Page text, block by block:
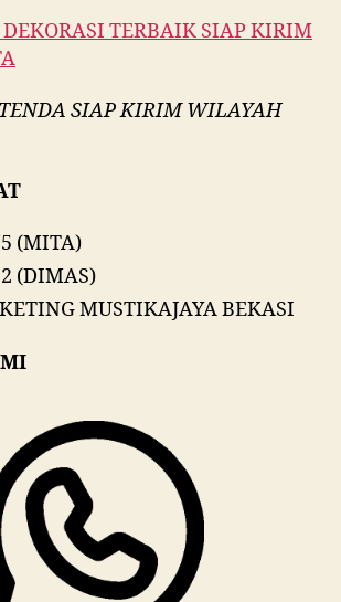
TERBAIK SIAP KIRIM
SIAP KIRIM WILAYAH
(MITA)
(DIMAS)
MUSTIKAJAYA BEKASI